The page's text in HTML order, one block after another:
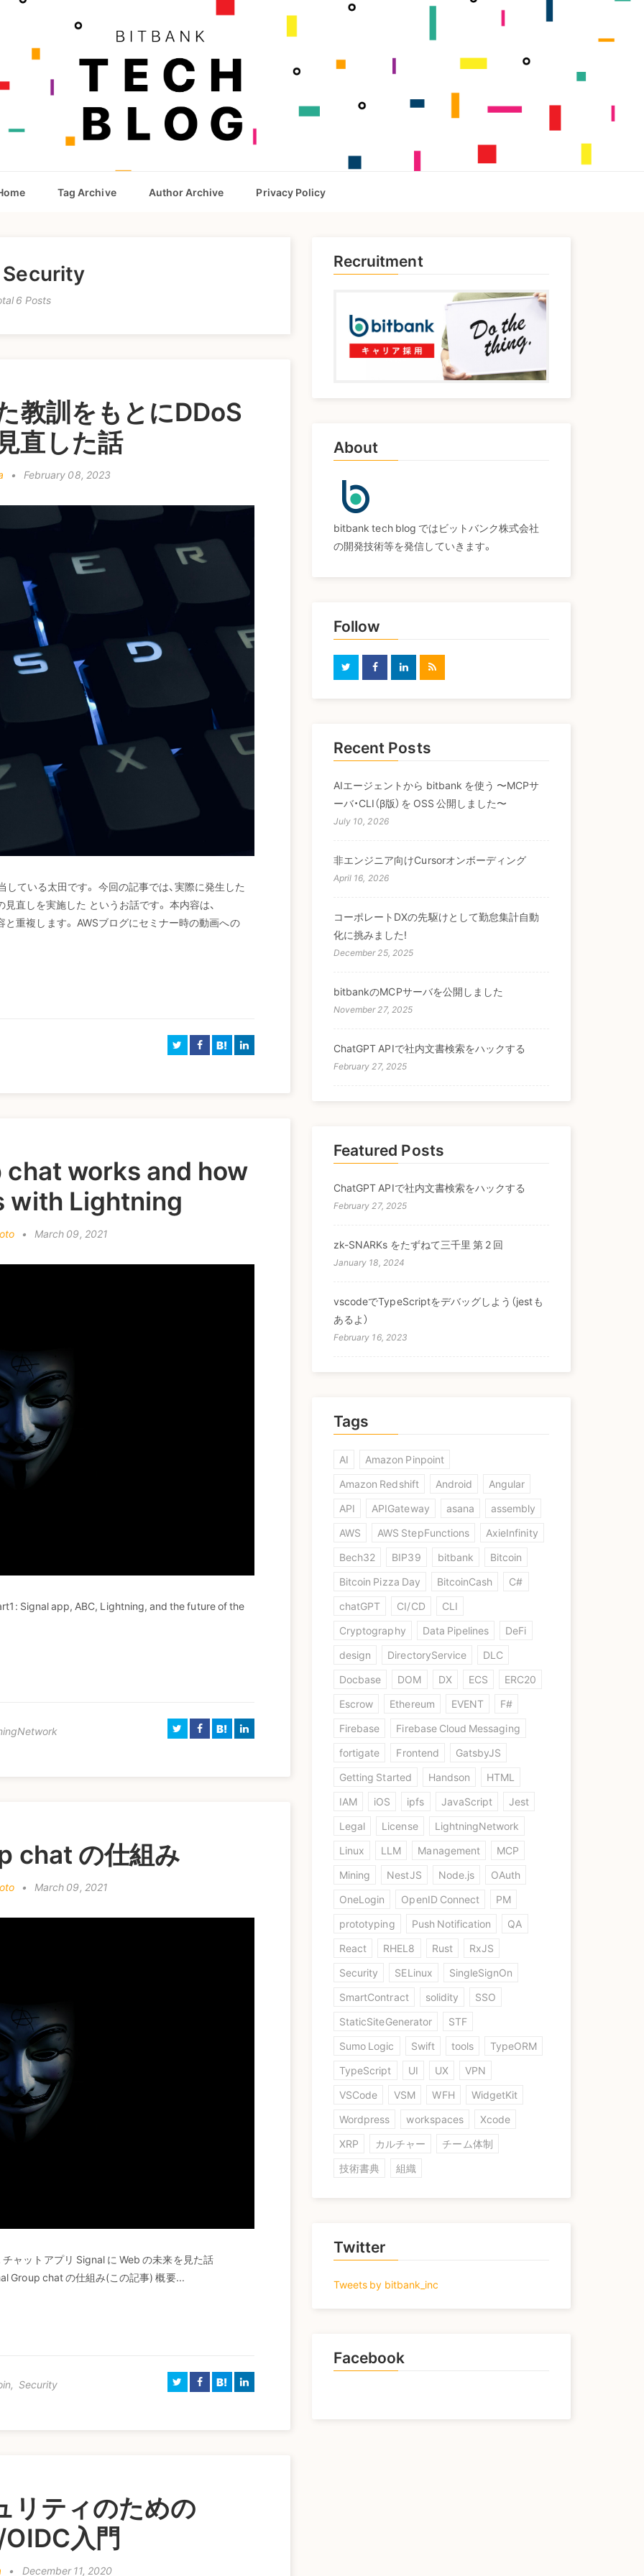
Tag Archive Author Archive Privacy Policy
Security
6 Posts
教訓をもとにDDoS
直した話
• February 08, 2023
ている太田です。 今回の記事では、実際に発生した
直しを実施した というお話です。 本内容は、
重複します。 AWSブログにセミナー時の動画への
B!
works and how
with Lightning
• March 09, 2021
Signal app, ABC, Lightning, and the future of the
B!
chat の仕組み
• March 09, 2021
ャットアプリ Signal に Web の未来を見た話
chat の仕組み(この記事) 概要...
, Security B!
リティのための
入門
• December 11, 2020
Recruitment
About
bitbank tech blog ではビットバンク株式会社
の開発技術等を発信していきます。
Follow
Recent Posts
AIエージェントから bitbank を使う 〜MCPサ
ーバ・CLI（β版）を OSS 公開しました〜
July 10, 2026
非エンジニア向けCursorオンボーディング
April 16, 2026
コーポレートDXの先駆けとして勤怠集計自動
化に挑みました!
December 25, 2025
bitbankのMCPサーバを公開しました
November 27, 2025
ChatGPT APIで社内文書検索をハックする
February 27, 2025
Featured Posts
ChatGPT APIで社内文書検索をハックする
February 27, 2025
zk-SNARKs をたずねて三千里 第 2 回
January 18, 2024
vscodeでTypeScriptをデバッグしよう（jestも
あるよ）
February 16, 2023
Tags
AI
Amazon Pinpoint
Amazon Redshift
Android
Angular
API
APIGateway asana
assembly
AWS
AWS StepFunctions
AxieInfinity
Bech32
BIP39 bitbank
Bitcoin
Bitcoin Pizza Day
BitcoinCash
C#
chatGPT
CI/CD
CLI
Cryptography
Data Pipelines
DeFi
design
DirectoryService
DLC
Docbase
DOM DX ECS
ERC20
Escrow
Ethereum EVENT
F#
Firebase
Firebase Cloud Messaging
fortigate
Frontend
GatsbyJS
Getting Started
Handson
HTML
IAM
iOS ipfs JavaScript
Jest
Legal
License
LightningNetwork
Linux
LLM Management
MCP
Mining
NestJS Node.js
OAuth
OneLogin
OpenID Connect
PM
prototyping
Push Notification
QA
React
RHEL8 Rust
RxJS
Security
SELinux
SingleSignOn
SmartContract
solidity
SSO
StaticSiteGenerator
STF
Sumo Logic
Swift tools
TypeORM
TypeScript
UI UX
VPN
VSCode
VSM WFH
WidgetKit
Wordpress
workspaces
Xcode
XRP
カルチャー
チーム体制
技術書典
組織
Twitter
Tweets by bitbank_inc
Facebook